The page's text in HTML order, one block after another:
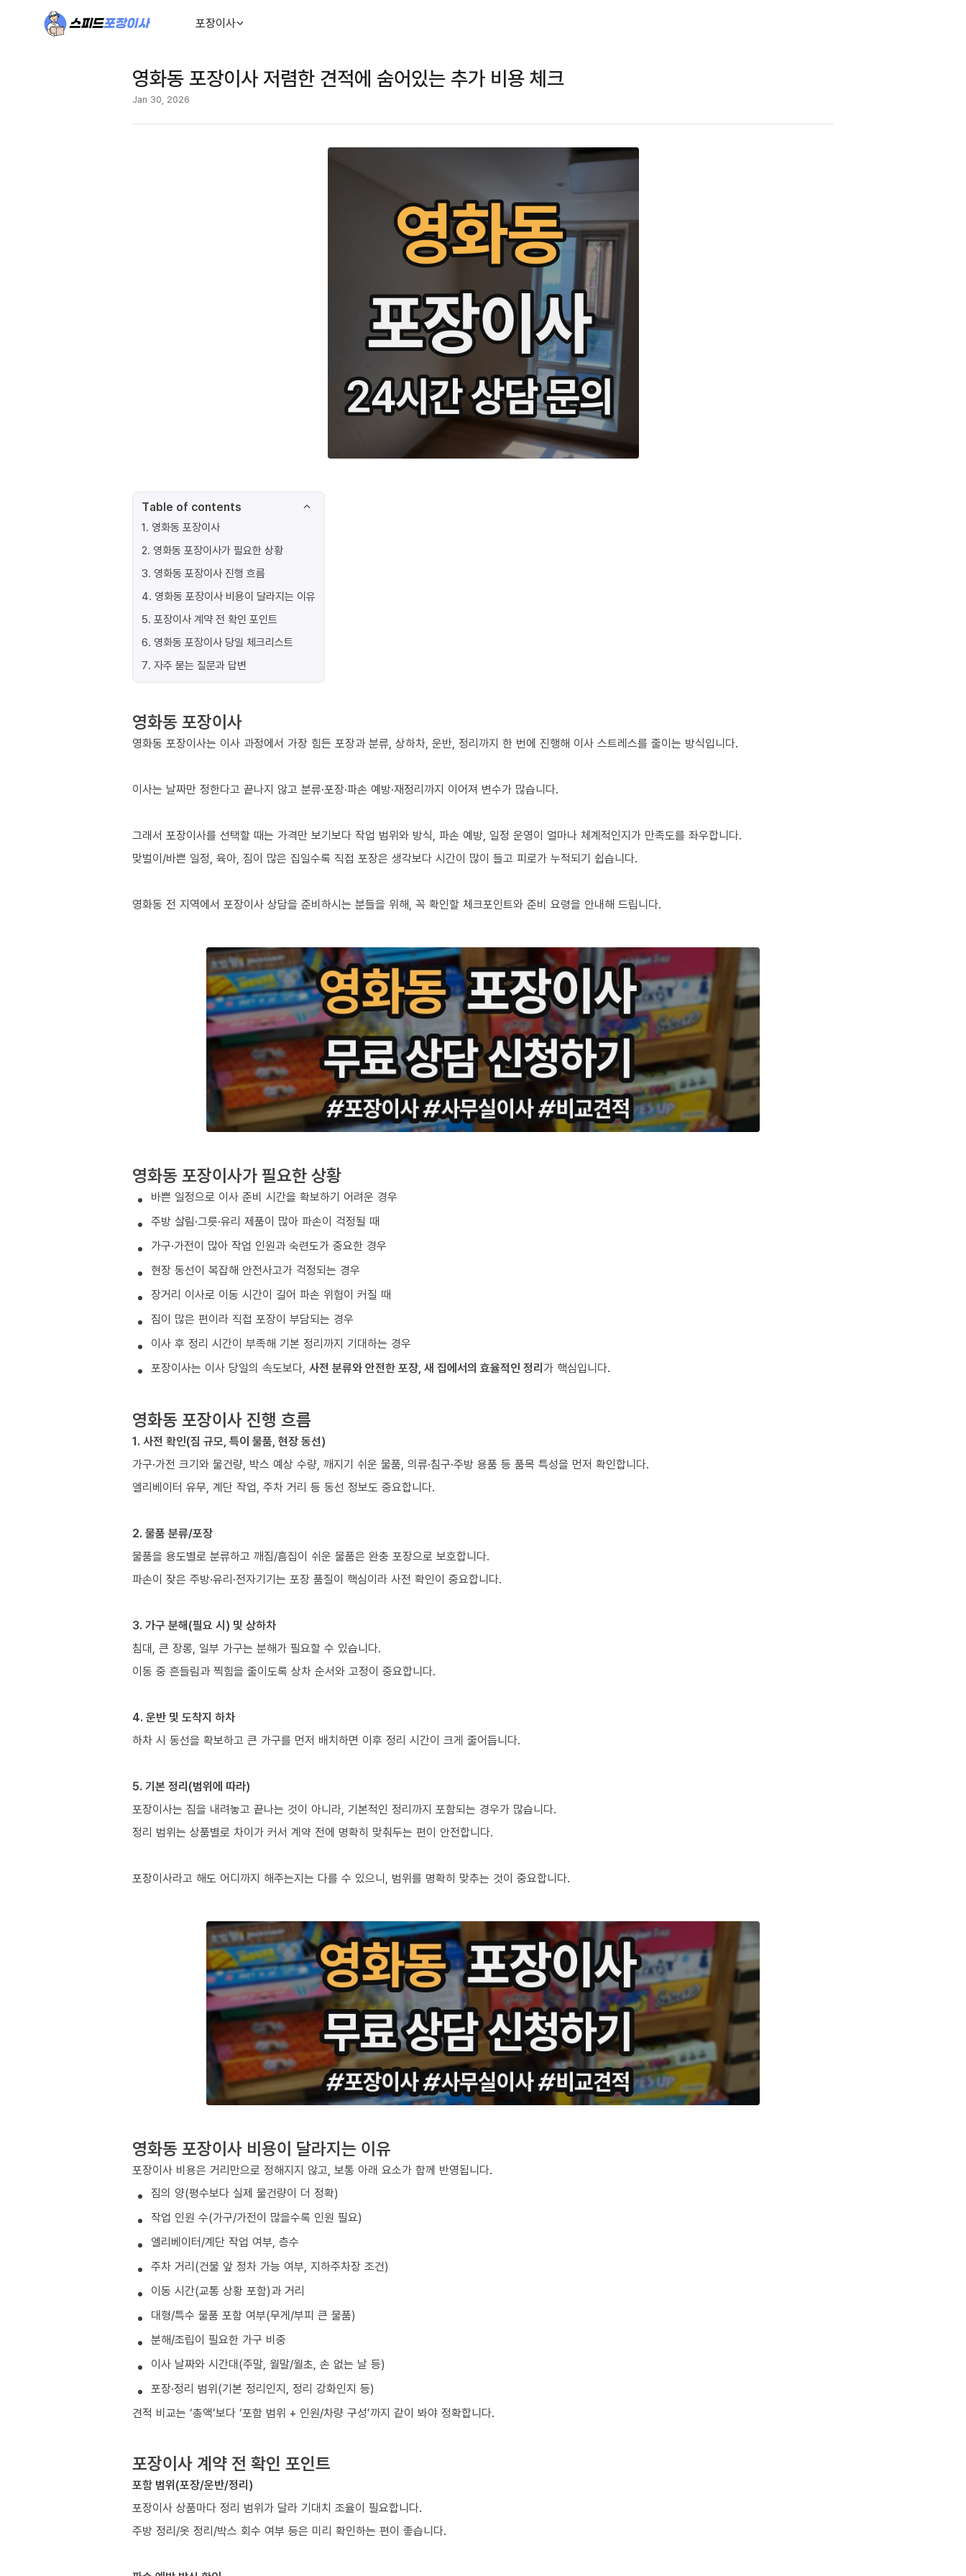
포장이사
영화동 포장이사 저렴한 견적에 숨어있는 추가 비용 체크
Jan 30, 2026
Table of contents
1. 영화동 포장이사
2. 영화동 포장이사가 필요한 상황
3. 영화동 포장이사 진행 흐름
4. 영화동 포장이사 비용이 달라지는 이유
5. 포장이사 계약 전 확인 포인트
6. 영화동 포장이사 당일 체크리스트
7. 자주 묻는 질문과 답변
영화동 포장이사
영화동 포장이사는 이사 과정에서 가장 힘든 포장과 분류, 상하차, 운반, 정리까지 한 번에 진행해 이사 스트레스를 줄이는 방식입니다.
이사는 날짜만 정한다고 끝나지 않고 분류·포장·파손 예방·재정리까지 이어져 변수가 많습니다.
그래서 포장이사를 선택할 때는 가격만 보기보다 작업 범위와 방식, 파손 예방, 일정 운영이 얼마나 체계적인지가 만족도를 좌우합니다.
맞벌이/바쁜 일정, 육아, 짐이 많은 집일수록 직접 포장은 생각보다 시간이 많이 들고 피로가 누적되기 쉽습니다.
영화동 전 지역에서 포장이사 상담을 준비하시는 분들을 위해, 꼭 확인할 체크포인트와 준비 요령을 안내해 드립니다.
영화동 포장이사가 필요한 상황
바쁜 일정으로 이사 준비 시간을 확보하기 어려운 경우
주방 살림·그릇·유리 제품이 많아 파손이 걱정될 때
가구·가전이 많아 작업 인원과 숙련도가 중요한 경우
현장 동선이 복잡해 안전사고가 걱정되는 경우
장거리 이사로 이동 시간이 길어 파손 위험이 커질 때
짐이 많은 편이라 직접 포장이 부담되는 경우
이사 후 정리 시간이 부족해 기본 정리까지 기대하는 경우
포장이사는 이사 당일의 속도보다, 사전 분류와 안전한 포장, 새 집에서의 효율적인 정리가 핵심입니다.
영화동 포장이사 진행 흐름
1. 사전 확인(짐 규모, 특이 물품, 현장 동선)
가구·가전 크기와 물건량, 박스 예상 수량, 깨지기 쉬운 물품, 의류·침구·주방 용품 등 품목 특성을 먼저 확인합니다.
엘리베이터 유무, 계단 작업, 주차 거리 등 동선 정보도 중요합니다.
2. 물품 분류/포장
물품을 용도별로 분류하고 깨짐/흠집이 쉬운 물품은 완충 포장으로 보호합니다.
파손이 잦은 주방·유리·전자기기는 포장 품질이 핵심이라 사전 확인이 중요합니다.
3. 가구 분해(필요 시) 및 상하차
침대, 큰 장롱, 일부 가구는 분해가 필요할 수 있습니다.
이동 중 흔들림과 찍힘을 줄이도록 상차 순서와 고정이 중요합니다.
4. 운반 및 도착지 하차
하차 시 동선을 확보하고 큰 가구를 먼저 배치하면 이후 정리 시간이 크게 줄어듭니다.
5. 기본 정리(범위에 따라)
포장이사는 짐을 내려놓고 끝나는 것이 아니라, 기본적인 정리까지 포함되는 경우가 많습니다.
정리 범위는 상품별로 차이가 커서 계약 전에 명확히 맞춰두는 편이 안전합니다.
포장이사라고 해도 어디까지 해주는지는 다를 수 있으니, 범위를 명확히 맞추는 것이 중요합니다.
영화동 포장이사 비용이 달라지는 이유
포장이사 비용은 거리만으로 정해지지 않고, 보통 아래 요소가 함께 반영됩니다.
짐의 양(평수보다 실제 물건량이 더 정확)
작업 인원 수(가구/가전이 많을수록 인원 필요)
엘리베이터/계단 작업 여부, 층수
주차 거리(건물 앞 정차 가능 여부, 지하주차장 조건)
이동 시간(교통 상황 포함)과 거리
대형/특수 물품 포함 여부(무게/부피 큰 물품)
분해/조립이 필요한 가구 비중
이사 날짜와 시간대(주말, 월말/월초, 손 없는 날 등)
포장·정리 범위(기본 정리인지, 정리 강화인지 등)
견적 비교는 ‘총액’보다 ‘포함 범위 + 인원/차량 구성’까지 같이 봐야 정확합니다.
포장이사 계약 전 확인 포인트
포함 범위(포장/운반/정리)
포장이사 상품마다 정리 범위가 달라 기대치 조율이 필요합니다.
주방 정리/옷 정리/박스 회수 여부 등은 미리 확인하는 편이 좋습니다.